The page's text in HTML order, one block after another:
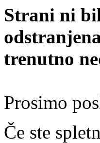
Strani ni
trenutno
Prosimo
Če ste